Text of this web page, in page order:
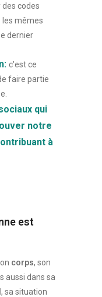
codes
les mêmes
dernier
c'est ce
faire partie
qui
notre
à
est
corps, son
aussi dans sa
, sa situation